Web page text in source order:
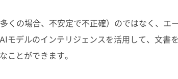
くの場合、不安定で不正確）のではなく、エ
AIモデルのインテリジェンスを活用して、文書
ことができます。